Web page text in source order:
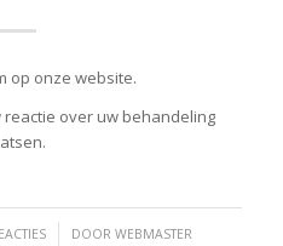
op onze website.
over uw behandeling
DOORWEBMASTER